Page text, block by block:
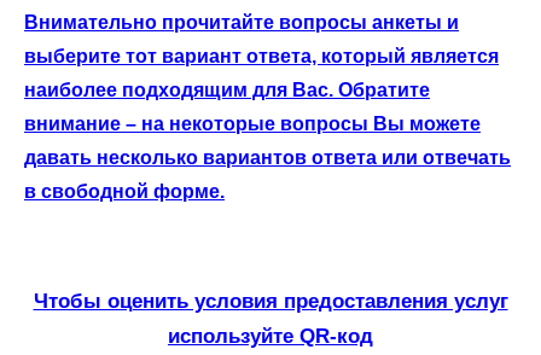
Внимательно прочитайте вопросы анкеты и
выберите тот вариант ответа, который является
наиболее подходящим для Вас. Обратите
внимание – на некоторые вопросы Вы можете
давать несколько вариантов ответа или отвечать
в свободной форме.
Чтобы оценить условия предоставления услуг
используйте QR-код